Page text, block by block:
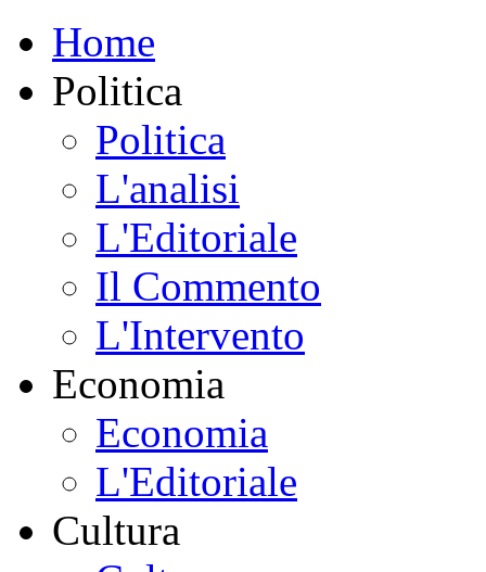
Home
Politica
Politica
L'analisi
L'Editoriale
Il Commento
L'Intervento
Economia
Economia
L'Editoriale
Cultura